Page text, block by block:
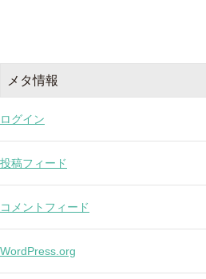
メタ情報
ログイン
投稿フィード
コメントフィード
WordPress.org